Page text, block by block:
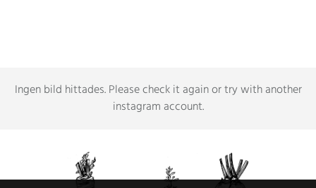
Ingen bild hittades.Please check it again or try with another
instagram account.